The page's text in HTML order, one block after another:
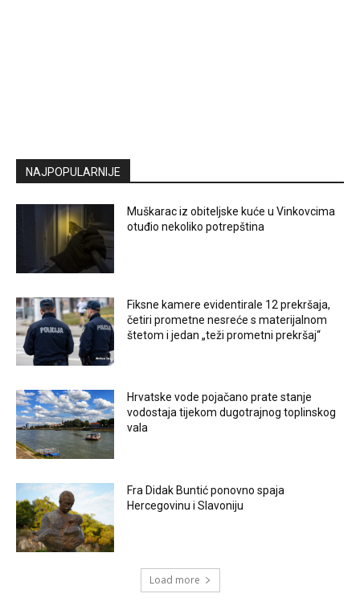
NAJPOPULARNIJE
Muškarac iz obiteljske kuće u Vinkovcima
otuđio nekoliko potrepština
Fiksne kamere evidentirale 12 prekršaja,
četiri prometne nesreće s materijalnom
štetom i jedan „teži prometni prekršaj“
Hrvatske vode pojačano prate stanje
vodostaja tijekom dugotrajnog toplinskog
vala
Fra Didak Buntić ponovno spaja
Hercegovinu i Slavoniju
Load more